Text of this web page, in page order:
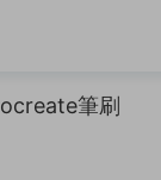
筆刷